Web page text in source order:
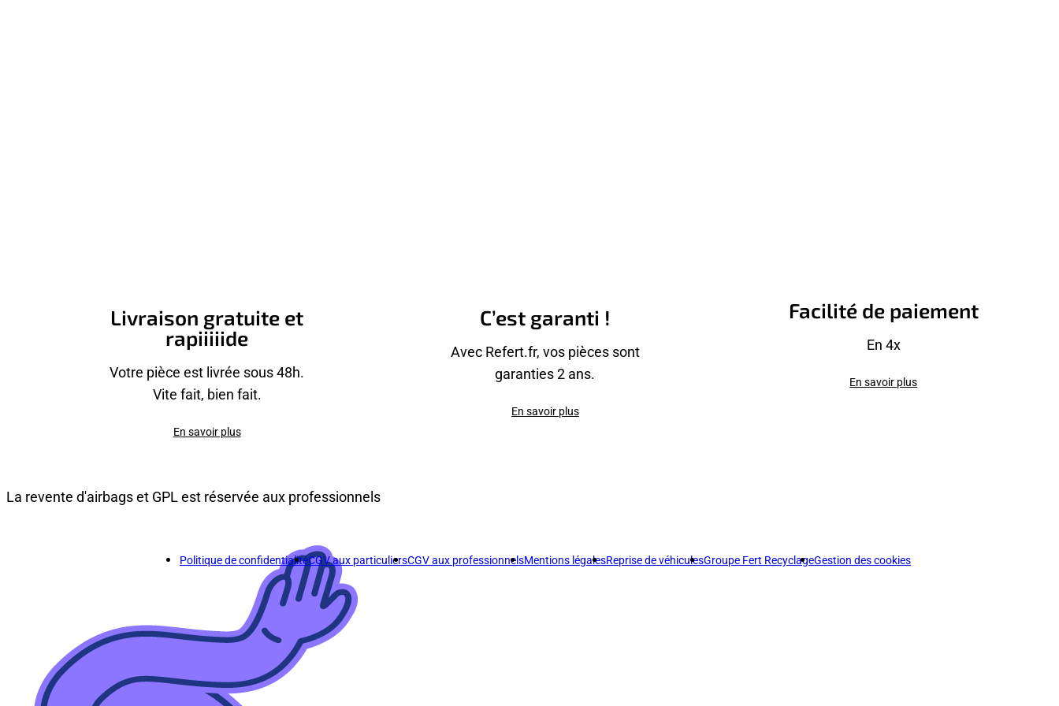
Livraison gratuite et
rapiiiiide
Votre pièce est livrée sous 48h.
Vite fait, bien fait.
En savoir plus
C’est garanti !
Avec Refert.fr, vos pièces sont
garanties 2 ans.
En savoir plus
Facilité de paiement
En 4x
En savoir plus
La revente d'airbags et GPL est réservée aux professionnels
Politique de confidentialitéCGV aux particuliersCGV aux professionnelsMentions légalesReprise de véhiculesGroupe Fert RecyclageGestion des cookies